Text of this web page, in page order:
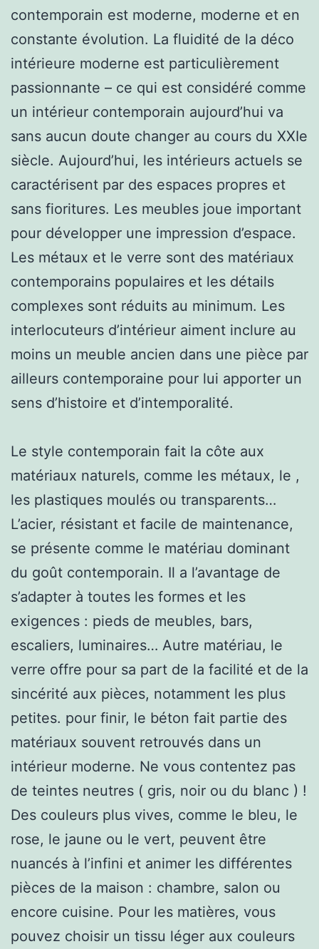
contemporain est moderne, moderne et en
constante évolution. La fluidité de la déco
intérieure moderne est particulièrement
passionnante – ce qui est considéré comme
un intérieur contemporain aujourd’hui va
sans aucun doute changer au cours du XXIe
siècle. Aujourd’hui, les intérieurs actuels se
caractérisent par des espaces propres et
sans fioritures. Les meubles joue important
pour développer une impression d’espace.
Les métaux et le verre sont des matériaux
contemporains populaires et les détails
complexes sont réduits au minimum. Les
interlocuteurs d’intérieur aiment inclure au
moins un meuble ancien dans une pièce par
ailleurs contemporaine pour lui apporter un
sens d’histoire et d’intemporalité.
Le style contemporain fait la côte aux
matériaux naturels, comme les métaux, le ,
les plastiques moulés ou transparents…
L’acier, résistant et facile de maintenance,
se présente comme le matériau dominant
du goût contemporain. Il a l’avantage de
s’adapter à toutes les formes et les
exigences : pieds de meubles, bars,
escaliers, luminaires… Autre matériau, le
verre offre pour sa part de la facilité et de la
sincérité aux pièces, notamment les plus
petites. pour finir, le béton fait partie des
matériaux souvent retrouvés dans un
intérieur moderne. Ne vous contentez pas
de teintes neutres ( gris, noir ou du blanc ) !
Des couleurs plus vives, comme le bleu, le
rose, le jaune ou le vert, peuvent être
nuancés à l’infini et animer les différentes
pièces de la maison : chambre, salon ou
encore cuisine. Pour les matières, vous
pouvez choisir un tissu léger aux couleurs